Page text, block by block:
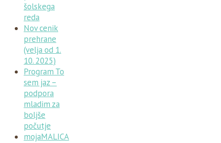
šolskega
reda
Nov cenik
prehrane
(velja od 1.
10. 2025)
Program To
sem jaz –
podpora
mladim za
boljše
počutje
mojaMALICA